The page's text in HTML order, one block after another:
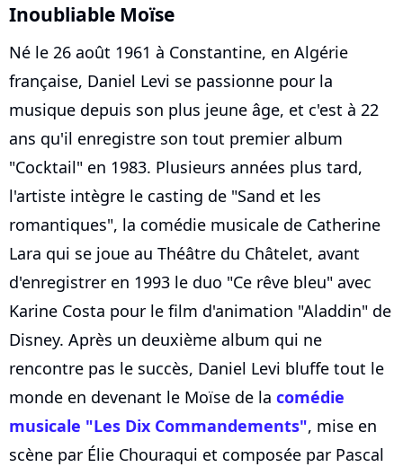
Inoubliable Moïse
Né le 26 août 1961 à Constantine, en Algérie
française, Daniel Levi se passionne pour la
musique depuis son plus jeune âge, et c'est à 22
ans qu'il enregistre son tout premier album
"Cocktail" en 1983. Plusieurs années plus tard,
l'artiste intègre le casting de "Sand et les
romantiques", la comédie musicale de Catherine
Lara qui se joue au Théâtre du Châtelet, avant
d'enregistrer en 1993 le duo "Ce rêve bleu" avec
Karine Costa pour le film d'animation "Aladdin" de
Disney. Après un deuxième album qui ne
rencontre pas le succès, Daniel Levi bluffe tout le
monde en devenant le Moïse de la comédie
musicale "Les Dix Commandements", mise en
scène par Élie Chouraqui et composée par Pascal